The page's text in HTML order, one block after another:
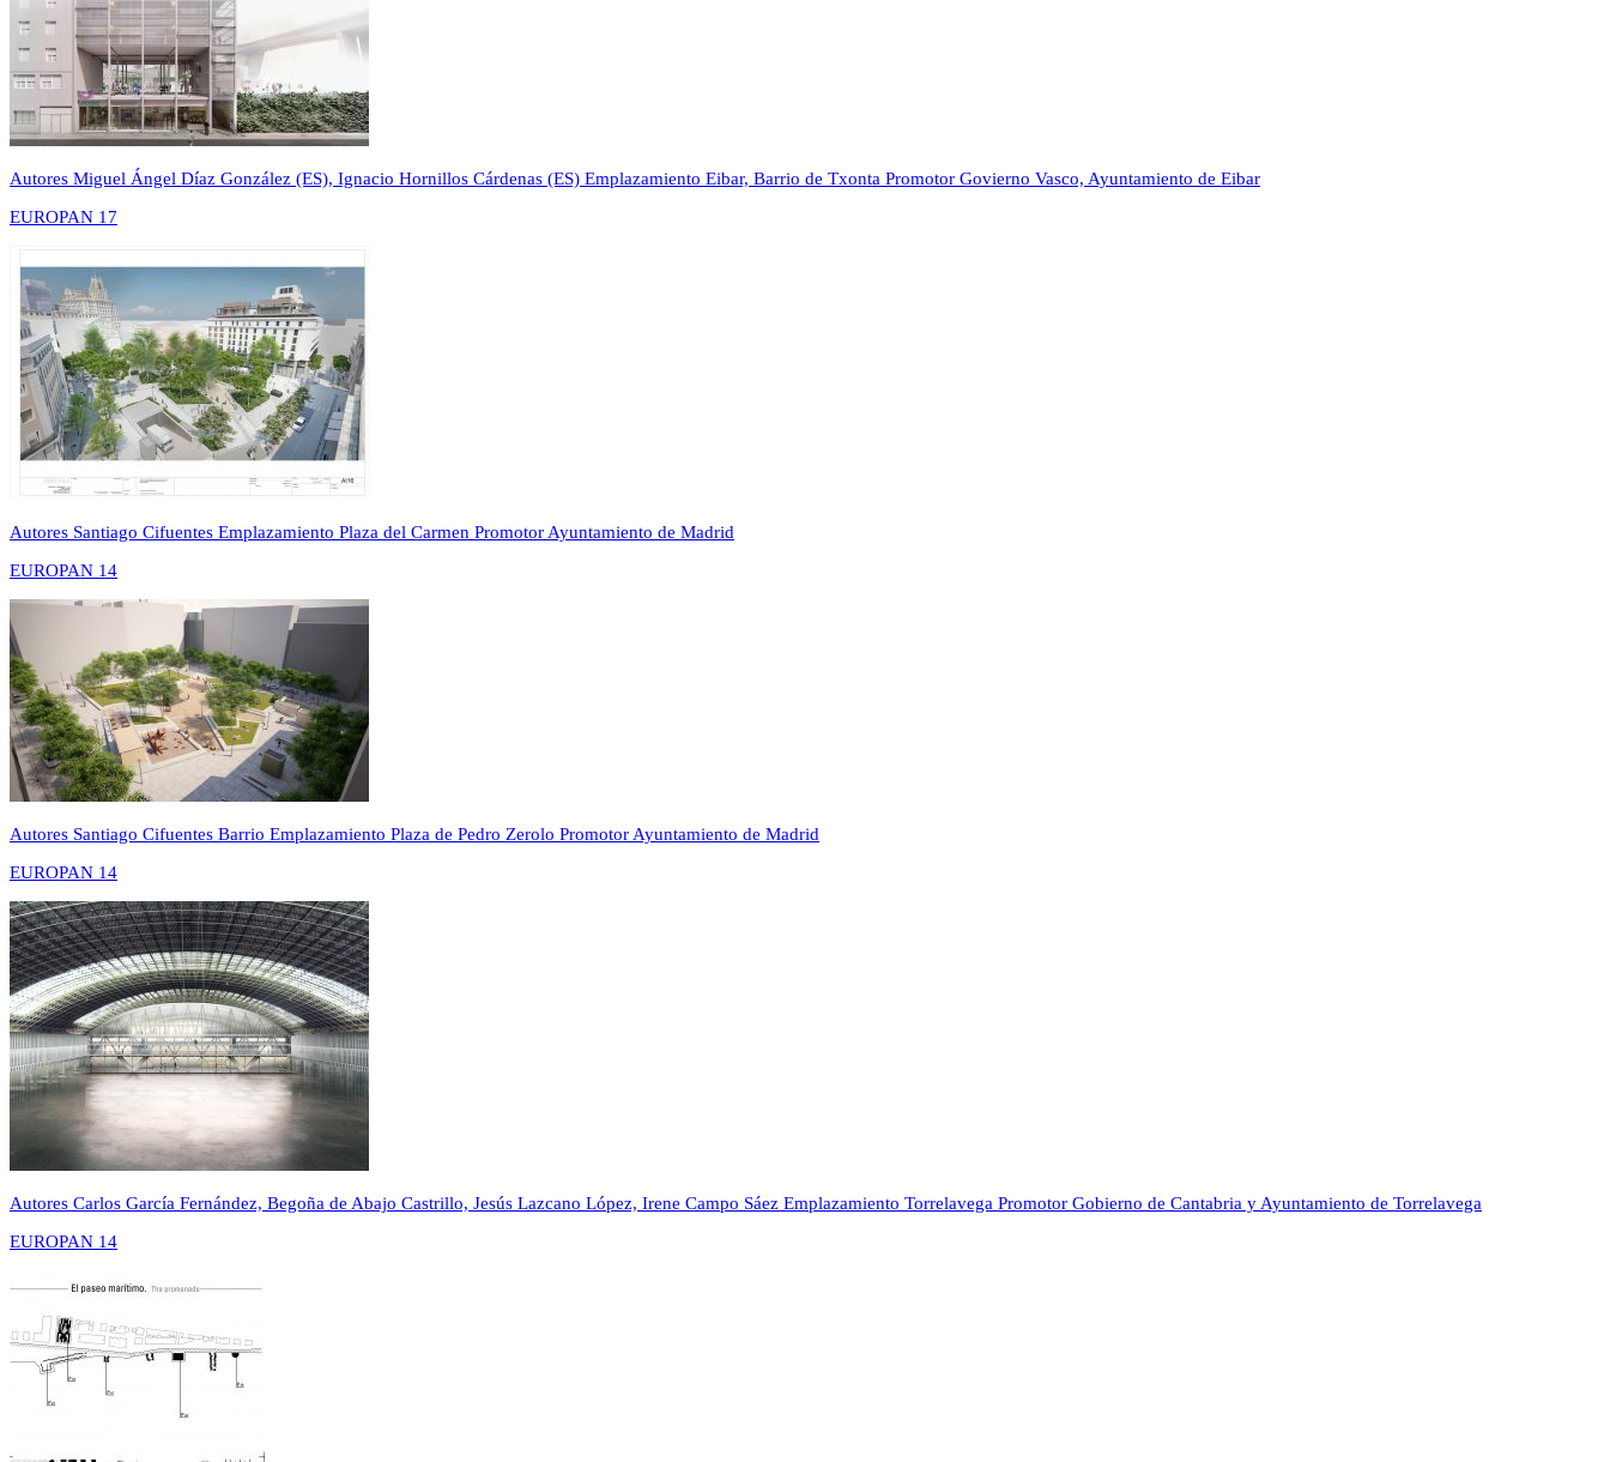
Autores Miguel Ángel Díaz González (ES), Ignacio Hornillos Cárdenas (ES) Emplazamiento Eibar, Barrio de Txonta Promotor Govierno Vasco, Ayuntamiento de Eibar
EUROPAN 17
Autores Santiago Cifuentes Emplazamiento Plaza del Carmen Promotor Ayuntamiento de Madrid
EUROPAN 14
Autores Santiago Cifuentes Barrio Emplazamiento Plaza de Pedro Zerolo Promotor Ayuntamiento de Madrid
EUROPAN 14
Autores Carlos García Fernández, Begoña de Abajo Castrillo, Jesús Lazcano López, Irene Campo Sáez Emplazamiento Torrelavega Promotor Gobierno de Cantabria y Ayuntamiento de Torrelavega
EUROPAN 14